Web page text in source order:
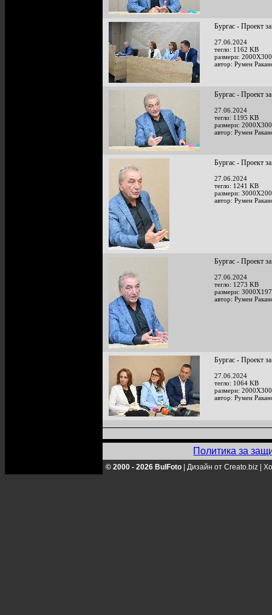
Бургас - Проект
27.06.2024
тегло: 1162 KB
размери:
автор: Румен
Бургас - Проект
27.06.2024
тегло: 1195 KB
размери:
автор: Румен
Бургас - Проект
27.06.2024
тегло: 1241 KB
размери:
автор: Румен
Бургас - Проект
27.06.2024
тегло: 1273 KB
размери:
автор: Румен
Бургас - Проект
27.06.2024
тегло: 1064 KB
размери:
автор: Румен
Политика за
© 2000 - 2026 BulFoto Дизайн от Creato.biz